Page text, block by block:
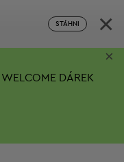
STÁHNI ×
WELCOME DÁREK
×